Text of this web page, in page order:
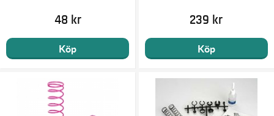
48 kr
Köp
239 kr
Köp